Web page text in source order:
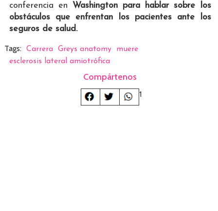
conferencia en Washington para hablar sobre los
obstáculos que enfrentan los pacientes ante los
seguros de salud.
Tags: Carrera Greys anatomy
muere
esclerosis lateral amiotrófica
Compártenos
1